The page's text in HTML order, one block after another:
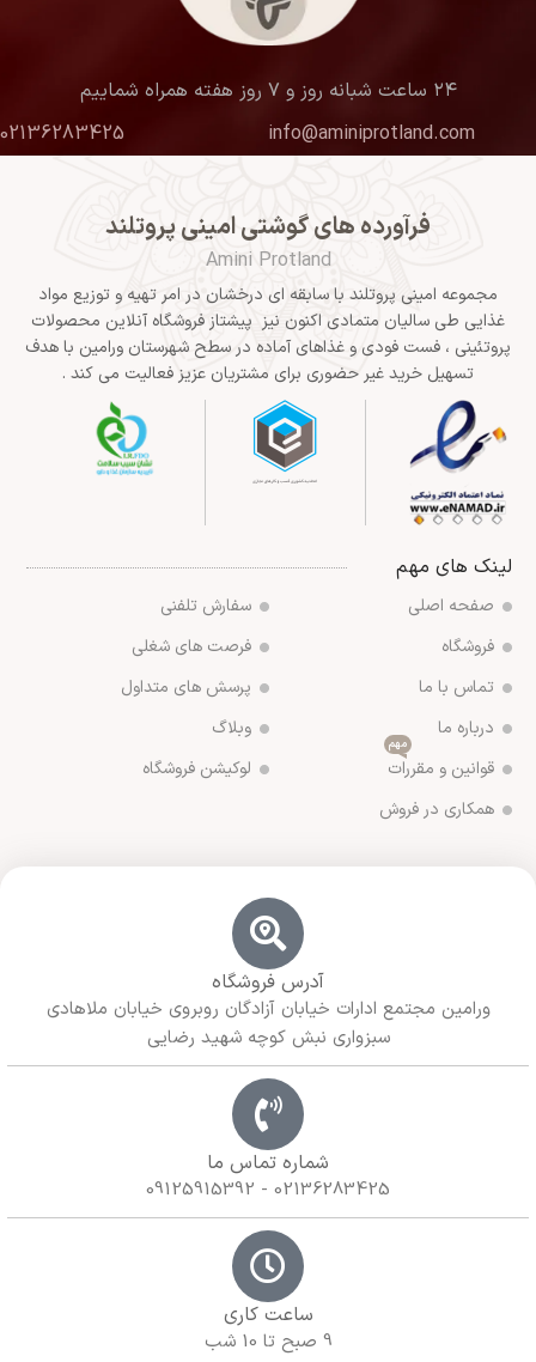
۲۴ ساعت شبانه روز و ۷ روز هفته همراه شماییم
info@aminiprotland.com
02136283425
فرآورده های گوشتی امینی پروتلند
Amini Protland
مجموعه امینی پروتلند با سابقه ای درخشان در امر تهیه و توزیع مواد
غذایی طی سالیان متمادی اکنون نیز پیشتاز فروشگاه آنلاین محصولات
پروتئینی ، فست فودی و غذاهای آماده در سطح شهرستان ورامین با هدف
تسهیل خرید غیر حضوری برای مشتریان عزیز فعالیت می کند .
لینک های مهم
صفحه اصلی
فروشگاه
تماس با ما
درباره ما
قوانین و مقررات
مهم
همکاری در فروش
سفارش تلفنی
فرصت های شغلی
پرسش های متداول
وبلاگ
لوکیشن فروشگاه
آدرس فروشگاه
ورامین مجتمع ادارات خیابان آزادگان روبروی خیابان ملاهادی
سبزواری نبش کوچه شهید رضایی
شماره تماس ما
02136283425 - 09125915392
ساعت کاری
9 صبح تا 10 شب